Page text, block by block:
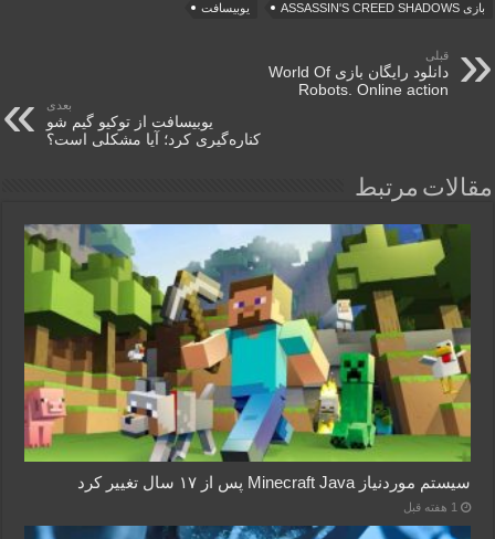
بازی ASSASSIN'S CREED SHADOWS
یوبیسافت
قبلی
دانلود رایگان بازی World Of
Robots. Online action
بعدی
یوبیسافت از توکیو گیم شو
کناره‌گیری کرد؛ آیا مشکلی است؟
مقالات مرتبط
سیستم موردنیاز Minecraft Java پس از ۱۷ سال تغییر کرد
1 هفته قبل